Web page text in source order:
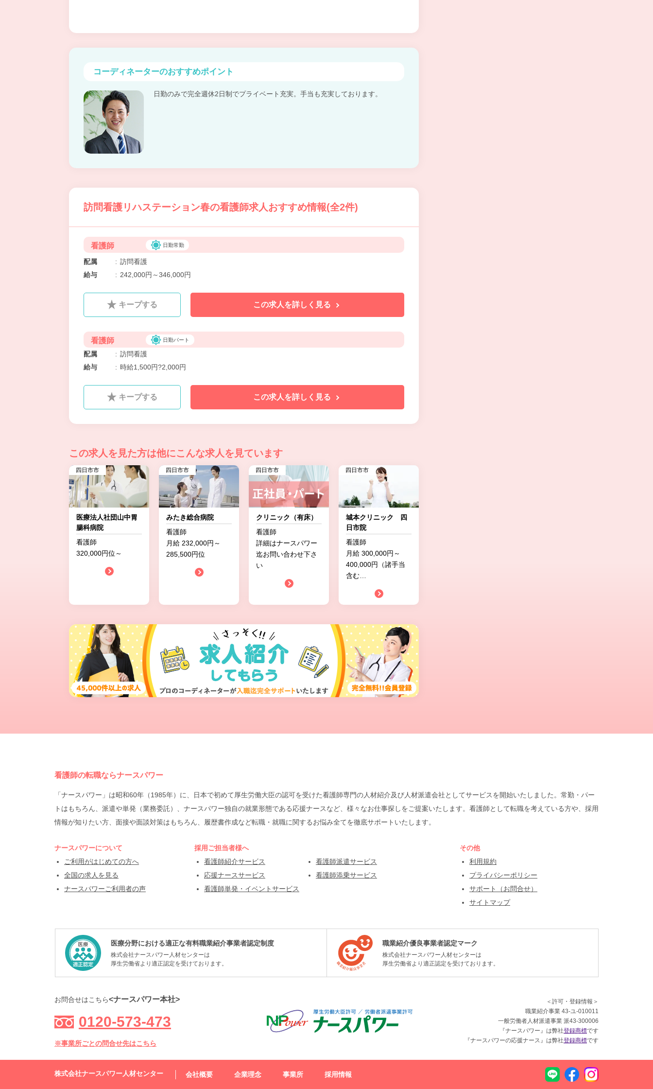
コーディネーターのおすすめポイント
日勤のみで完全週休2日制でプライベート充実。手当も充実しております。
訪問看護リハステーション春の看護師求人おすすめ情報(全2件)
看護師 日勤常勤
配属 : 訪問看護
給与
: 242,000円～346,000円
キープする この求人を詳しく見る
看護師 日勤パート
配属 : 訪問看護
給与
: 時給1,500円?2,000円
キープする この求人を詳しく見る
この求人を見た方は他にこんな求人を見ています
四日市市
医療法人社団山中胃
腸科病院
看護師
320,000円位～
四日市市
みたき総合病院
看護師
月給 232,000円～
285,500円位
四日市市
クリニック（有床）
看護師
詳細はナースパワー
迄お問い合わせ下さ
い
四日市市
城本クリニック 四
日市院
看護師
月給 300,000円～
400,000円（諸手当
含む
看護師の転職ならナースパワー
「ナースパワー」は昭和60年（1985年）に、日本で初めて厚生労働大臣の認可を受けた看護師専門の人材紹介及び人材派遣会社としてサービスを開始いたしました。常勤・パー
トはもちろん、派遣や単発（業務委託）、ナースパワー独自の就業形態である応援ナースなど、様々なお仕事探しをご提案いたします。看護師として転職を考えている方や、採用
情報が知りたい方、面接や面談対策はもちろん、履歴書作成など転職・就職に関するお悩み全てを徹底サポートいたします。
ナースパワーについて
ご利用がはじめての方へ
全国の求人を見る
ナースパワーご利用者の声
採用ご担当者様へ
看護師紹介サービス
応援ナースサービス
看護師単発・イベントサービス
看護師派遣サービス
看護師添乗サービス
その他
利用規約
プライバシーポリシー
サポート（お問合せ）
サイトマップ
医療分野における適正な有料職業紹介事業者認定制度
株式会社ナースパワー人材センターは
厚生労働省より適正認定を受けております。
職業紹介優良事業者認定マーク
株式会社ナースパワー人材センターは
厚生労働省より適正認定を受けております。
お問合せはこちら<ナースパワー本社>
0120-573-473
※事業所ごとの問合せ先はこちら
＜許可・登録情報＞
職業紹介事業 43-ユ-010011
一般労働者人材派遣事業 派43-300006
『ナースパワー』は弊社登録商標です
『ナースパワーの応援ナース』は弊社登録商標です
株式会社ナースパワー人材センター 会社概要 企業理念 事業所 採用情報